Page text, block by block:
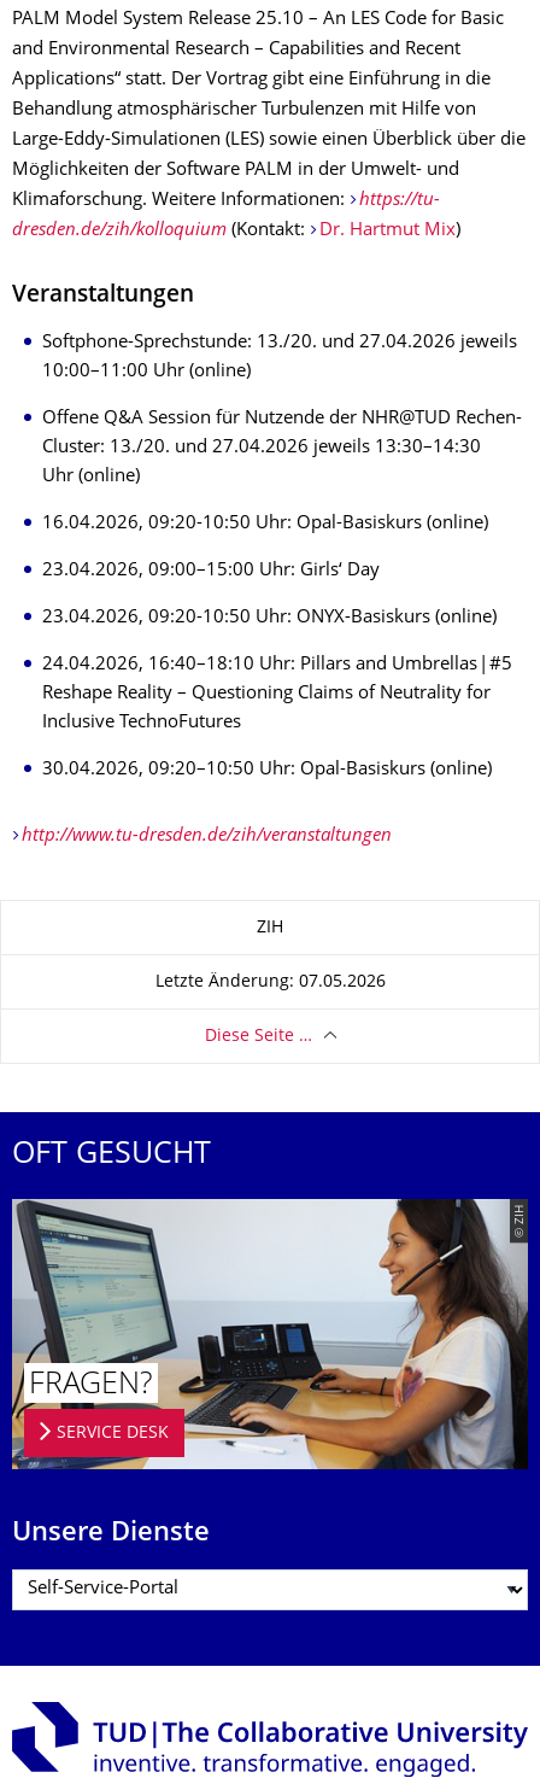
PALM Model System Release 25.10 – An LES Code for Basic
and Environmental Research – Capabilities and Recent
Applications“ statt. Der Vortrag gibt eine Einführung in die
Behandlung atmosphärischer Turbulenzen mit Hilfe von
Large-Eddy-Simulationen (LES) sowie einen Überblick über die
Möglichkeiten der Software PALM in der Umwelt- und
Klimaforschung. Weitere Informationen:
https://tu-
dresden.de/zih/kolloquium (Kontakt: Dr. Hartmut Mix)
Veranstaltungen
Softphone-Sprechstunde: 13./20. und 27.04.2026 jeweils
10:00–11:00 Uhr (online)
Offene Q&A Session für Nutzende der NHR@TUD Rechen-
Cluster: 13./20. und 27.04.2026 jeweils 13:30–14:30
Uhr (online)
16.04.2026, 09:20-10:50 Uhr: Opal-Basiskurs (online)
23.04.2026, 09:00–15:00 Uhr: Girls‘ Day
23.04.2026, 09:20-10:50 Uhr: ONYX-Basiskurs (online)
24.04.2026, 16:40–18:10 Uhr: Pillars and Umbrellas | #5
Reshape Reality – Questioning Claims of Neutrality for
Inclusive TechnoFutures
30.04.2026, 09:20–10:50 Uhr: Opal-Basiskurs (online)
http://www.tu-dresden.de/zih/veranstaltungen
ZIH
Letzte Änderung: 07.05.2026
Diese Seite …
OFT GESUCHT
© ZIH
FRAGEN?
SERVICE DESK
Unsere Dienste